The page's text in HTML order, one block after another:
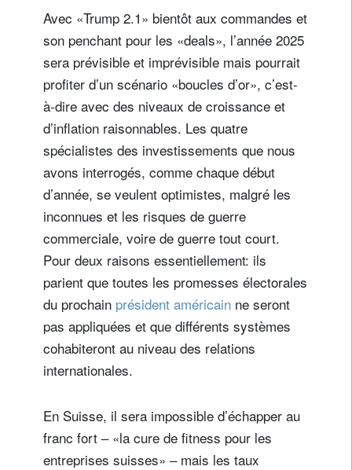
Avec «Trump 2.1» bientôt aux commandes et
son penchant pour les «deals», l’année 2025
sera prévisible et imprévisible mais pourrait
profiter d’un scénario «boucles d’or», c’est-
à-dire avec des niveaux de croissance et
d’inflation raisonnables. Les quatre
spécialistes des investissements que nous
avons interrogés, comme chaque début
d’année, se veulent optimistes, malgré les
inconnues et les risques de guerre
commerciale, voire de guerre tout court.
Pour deux raisons essentiellement: ils
parient que toutes les promesses électorales
du prochain président américain ne seront
pas appliquées et que différents systèmes
cohabiteront au niveau des relations
internationales.
En Suisse, il sera impossible d’échapper au
franc fort – «la cure de fitness pour les
entreprises suisses» – mais les taux